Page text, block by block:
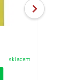
skladem